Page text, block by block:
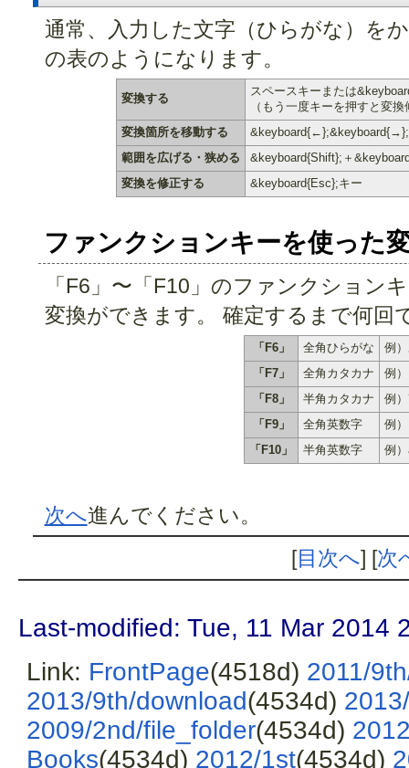
通常、入力した文字（ひらがな）を
の表のようになります。
変換する
スペースキーまたは
（もう一度キーを押すと変
変換箇所を移動する
範囲を広げる・狭める
&keyboard{Shift};＋
変換を修正する
&keyboard{Esc};キー
ファンクションキーを使った
「F6」〜「F10」のファンクション
変換ができます。 確定するまで何回
「F6」 全角ひらがな
例
「F7」
全角カタカナ
例
「F8」
半角カタカナ
例
「F9」
全角英数字
例
「F10」
半角英数字 例
次へ進んでください。
[目次へ] [次
Last-modified: Tue, 11 Mar 2014
Link: FrontPage(4518d) 2011/
2013/9th/download(4534d)
2009/2nd/file_folder(4534d)
Books(4534d) 2012/1st(4534d)